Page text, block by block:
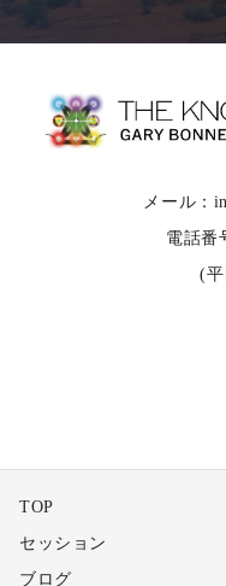
メール：
電話番
(平
TOP
セッション
ブログ